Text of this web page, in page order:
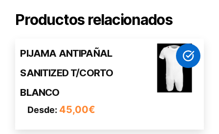
Productos relacionados
PIJAMA ANTIPAÑAL
SANITIZED T/CORTO
BLANCO
Desde: 45,00€
Este
tiene
variantes.
Las